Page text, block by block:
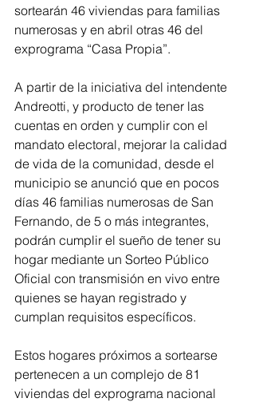
sortearán 46 viviendas para familias
numerosas y en abril otras 46 del
exprograma “Casa Propia”.
A partir de la iniciativa del intendente
Andreotti, y producto de tener las
cuentas en orden y cumplir con el
mandato electoral, mejorar la calidad
de vida de la comunidad, desde el
municipio se anunció que en pocos
días 46 familias numerosas de San
Fernando, de 5 o más integrantes,
podrán cumplir el sueño de tener su
hogar mediante un Sorteo Público
Oficial con transmisión en vivo entre
quienes se hayan registrado y
cumplan requisitos específicos.
Estos hogares próximos a sortearse
pertenecen a un complejo de 81
viviendas del exprograma nacional